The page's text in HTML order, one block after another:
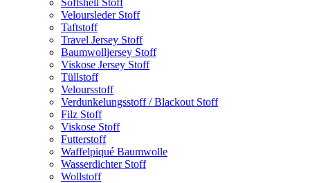
Softshell Stoff
Veloursleder Stoff
Taftstoff
Travel Jersey Stoff
Baumwolljersey Stoff
Viskose Jersey Stoff
Tüllstoff
Veloursstoff
Verdunkelungsstoff / Blackout Stoff
Filz Stoff
Viskose Stoff
Futterstoff
Waffelpiqué Baumwolle
Wasserdichter Stoff
Wollstoff